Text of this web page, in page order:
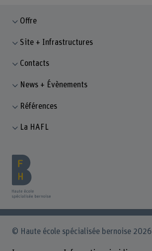
Offre
Site + Infrastructures
Contacts
News + Évènements
Références
La HAFL
© Haute école spécialisée bernoise 2026